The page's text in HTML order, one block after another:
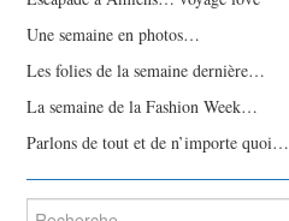
Une semaine en photos…
Les folies de la semaine dernière…
La semaine de la Fashion Week…
Parlons de tout et de n’importe quoi…
Rechercher :